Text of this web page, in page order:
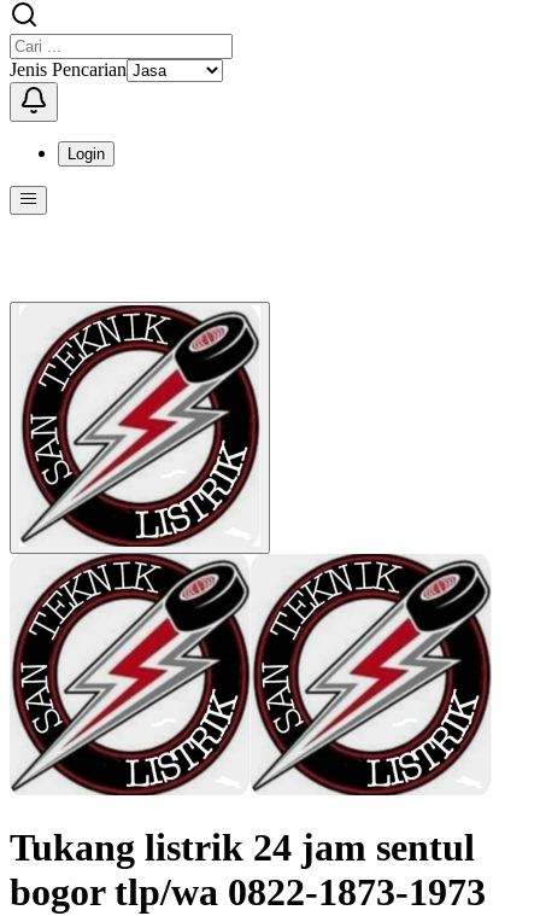
Jenis Pencarian
Login
Menu ini berisi navigasi untuk mengakses fitur-fitur di KangPro
Tukang listrik 24 jam sentul
bogor tlp/wa 0822-1873-1973